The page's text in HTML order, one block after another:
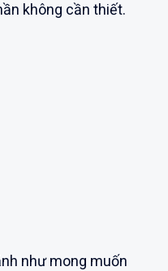
không cần thiết.
như mong muốn